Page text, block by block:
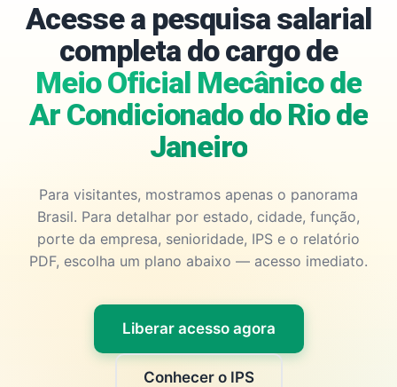
Acesse a pesquisa salarial
completa do cargo de
Meio Oficial Mecânico de
Ar Condicionado do Rio de
Janeiro
Para visitantes, mostramos apenas o panorama
Brasil. Para detalhar por estado, cidade, função,
porte da empresa, senioridade, IPS e o relatório
PDF, escolha um plano abaixo — acesso imediato.
Liberar acesso agora
Conhecer o IPS